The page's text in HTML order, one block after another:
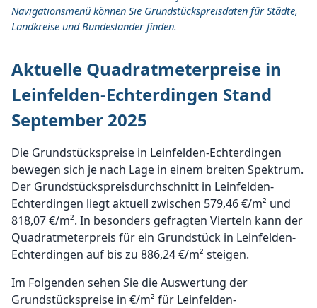
Navigationsmenü können Sie Grundstückspreisdaten für Städte,
Landkreise und Bundesländer finden.
Aktuelle Quadratmeterpreise in
Leinfelden-Echterdingen Stand
September 2025
Die Grundstückspreise in Leinfelden-Echterdingen
bewegen sich je nach Lage in einem breiten Spektrum.
Der Grundstückspreisdurchschnitt in Leinfelden-
Echterdingen liegt aktuell zwischen 579,46 €/m² und
818,07 €/m². In besonders gefragten Vierteln kann der
Quadratmeterpreis für ein Grundstück in Leinfelden-
Echterdingen auf bis zu 886,24 €/m² steigen.
Im Folgenden sehen Sie die Auswertung der
Grundstückspreise in €/m² für Leinfelden-